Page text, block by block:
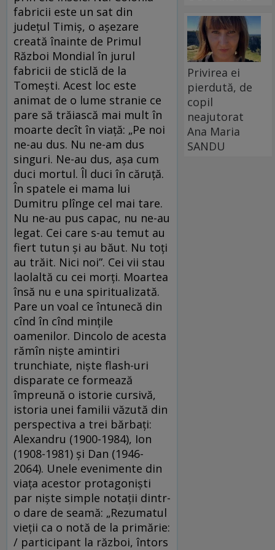
fabricii este un sat din
judeţul Timiş, o aşezare
creată înainte de Primul
Război Mondial în jurul
fabricii de sticlă de la
Tomeşti. Acest loc este
animat de o lume stranie ce
pare să trăiască mai mult în
moarte decît în viaţă: „Pe noi
ne-au dus. Nu ne-am dus
singuri. Ne-au dus, aşa cum
duci mortul. Îl duci în căruţă.
În spatele ei mama lui
Dumitru plînge cel mai tare.
Nu ne-au pus capac, nu ne-au
legat. Cei care s-au temut au
fiert tutun şi au băut. Nu toţi
au trăit. Nici noi”. Cei vii stau
laolaltă cu cei morţi. Moartea
însă nu e una spiritualizată.
Pare un voal ce întunecă din
cînd în cînd minţile
oamenilor. Dincolo de acesta
rămîn nişte amintiri
trunchiate, nişte flash-uri
disparate ce formează
împreună o istorie cursivă,
istoria unei familii văzută din
perspectiva a trei bărbaţi:
Alexandru (1900-1984), Ion
(1908-1981) şi Dan (1946-
2064). Unele evenimente din
viaţa acestor protagonişti
par nişte simple notaţii dintr-
o dare de seamă: „Rezumatul
vieţii ca o notă de la primărie:
/ participant la război, întors
Privirea ei
pierdută, de
copil
neajutorat
Ana Maria
SANDU